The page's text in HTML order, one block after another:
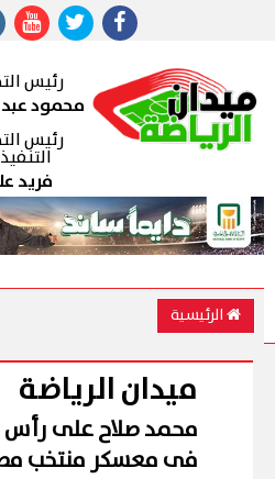
رئيس
محمود عبد
رئيس
فريد
الرئيسية
ميدان الرياضة
محمد صلاح على رأس
فى معسكر منتخب